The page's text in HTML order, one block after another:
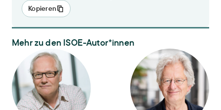
Kopieren
Mehr zu den ISOE-Autor*innen
Dr. Konrad Götz Dr. Thomas Jahn